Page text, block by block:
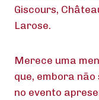
Giscours,
Larose.
Merece uma
que, embora
no evento